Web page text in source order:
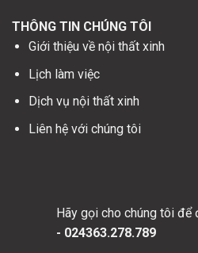
THÔNG TIN CHÚNG TÔI
Giới thiệu về nội thất xinh
Lịch làm việc
Dịch vụ nội thất xinh
Liên hệ với chúng tôi
Hãy gọi cho chúng tôi
- 024363.278.789